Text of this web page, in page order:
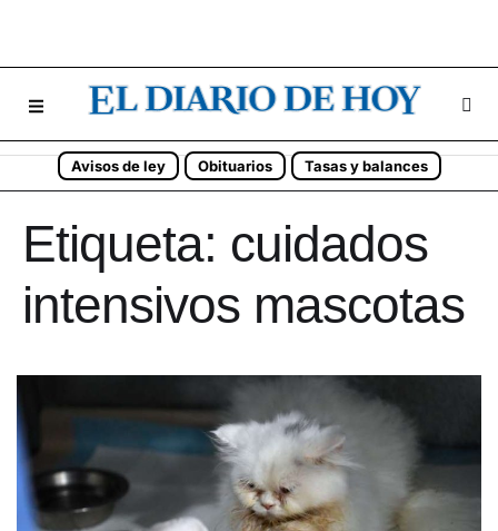
Avisos de ley Obituarios Tasas y balances
Etiqueta: cuidados
intensivos mascotas